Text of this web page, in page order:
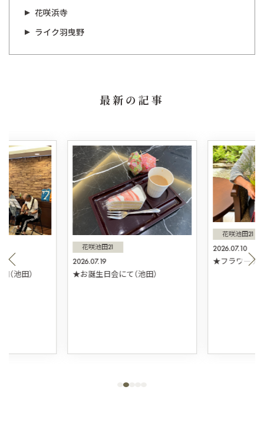
花咲浜寺
ライク羽曳野
最新の記事
（池田）
2026.07.19
花咲池田21
★お誕生日会にて（池田）
2026.07.10
花咲池田21
★フラワーア